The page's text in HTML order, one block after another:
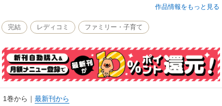
作品情報をもっと見る
完結 レディコミ ファミリー・子育て
1巻から ｜ 最新刊から